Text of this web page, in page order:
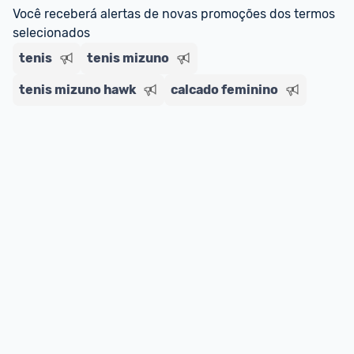
Entrega Expressa: A partir de 2 dias úteis.*
*Confira aqui
Você receberá alertas de novas promoções dos termos
selecionados
tenis
tenis mizuno
tenis mizuno hawk calcado feminino